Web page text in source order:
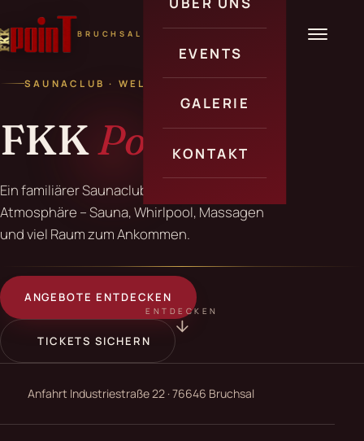
BRUCHSAL
Über uns
EVENTS
Veranstaltungen
Angebote
GALERIE
KONTAKT
Erotik Jobs
Gästecheck
SAUNACLUB · WELLNESS · BRUCHSAL
FKKPoint
Ein familiärer Saunaclub in gediegener
Atmosphäre – Sauna, Whirlpool, Massagen
und viel Raum zum Ankommen.
ANGEBOTE ENTDECKEN
TICKETS SICHERN
ENTDECKEN
Anfahrt Industriestraße 22 · 76646 Bruchsal